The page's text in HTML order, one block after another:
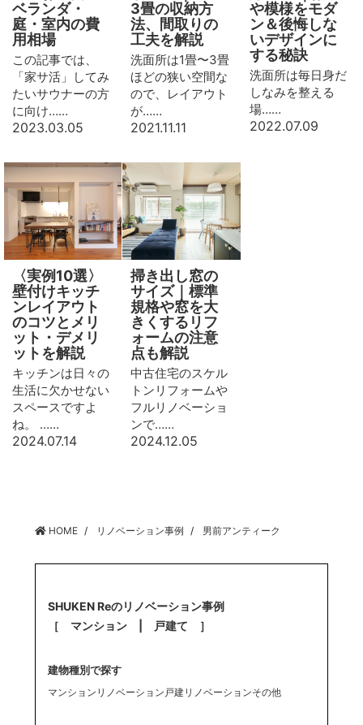
ベランダ・
庭・室内の費
用相場
この記事では、
「家サ活」してみ
たいサウナーの方
に向け……
2023.03.05
3畳の収納方
法、間取りの
工夫を解説
洗面所は1畳〜3畳
ほどの狭い空間な
ので、レイアウト
が……
2021.11.11
や模様をモダ
ン＆後悔しな
いデザインに
する秘訣
洗面所は毎日身だ
しなみを整える
場……
2022.07.09
〈実例10選〉
壁付けキッチ
ンレイアウト
のコツとメリ
ット・デメリ
ットを解説
キッチンは日々の
生活に欠かせない
スペースですよ
ね。 ……
2024.07.14
掃き出し窓の
サイズ｜標準
規格や窓を大
きくするリフ
ォームの注意
点も解説
中古住宅のスケル
トンリフォームや
フルリノベーショ
ンで……
2024.12.05
HOME リノベーション事例 男前アンティーク
SHUKEN Reのリノベーション事例
［ マンション | 戸建て ］
建物種別で探す
マンションリノベーション 戸建リノベーションその他